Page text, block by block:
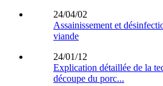
24/04/02
Assainissement et
viande
24/01/12
Explication détaillée de la
découpe du porc...